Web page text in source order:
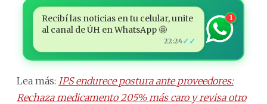
Recibí las noticias en tu celular, unite
al canal de ÚH en WhatsApp 🤩
22:24✓✓
1
Lea más: IPS endurece postura ante proveedores:
Rechaza medicamento 205% más caro y revisa otro